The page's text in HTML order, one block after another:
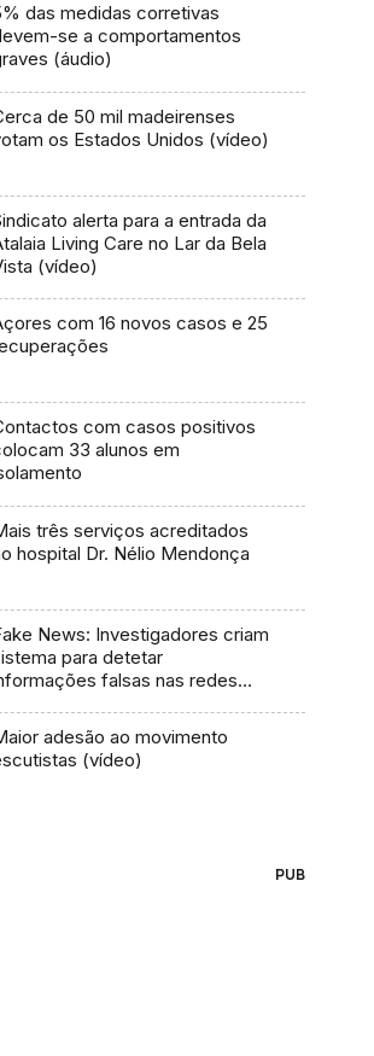
das medidas corretivas
se a comportamentos
(áudio)
de 50 mil madeirenses
os Estados Unidos (vídeo)
alerta para a entrada da
Living Care no Lar da Bela
(vídeo)
com 16 novos casos e 25
com casos positivos
33 alunos em
três serviços acreditados
hospital Dr. Nélio Mendonça
News: Investigadores criam
para detetar
falsas nas redes
adesão ao movimento
(vídeo)
PUB